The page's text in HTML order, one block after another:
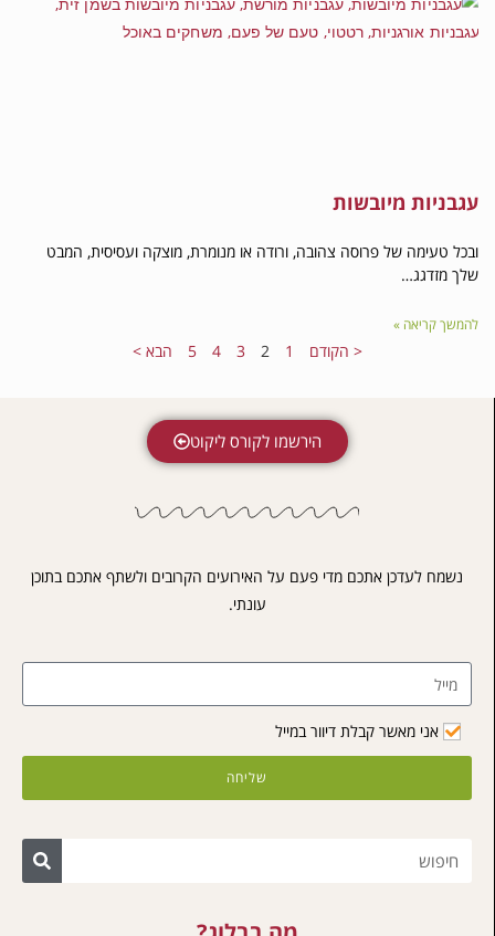
מיובשות
של פרוסה צהובה, ורודה או מנומרת, מוצקה ועסיסית, המבט
»
2
3 הבא >
הירשמו לקורס ליקוט
אתכם מדי פעם על האירועים הקרובים ולשתף אתכם בתוכן
קבלת דיוור במייל